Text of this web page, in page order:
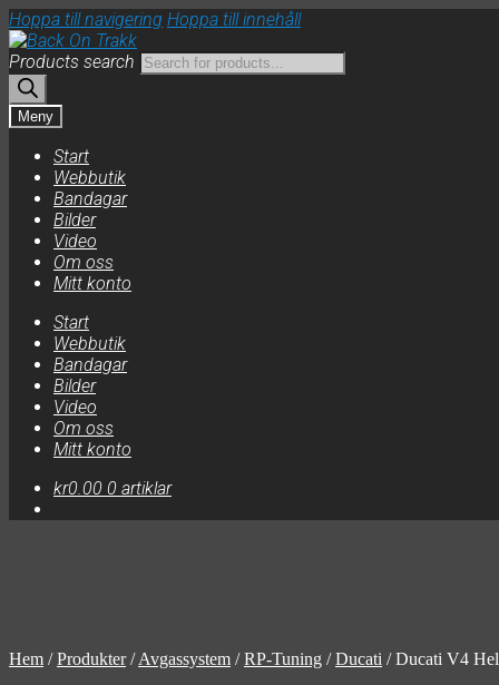
Hoppa till navigering Hoppa till innehåll
Products search
Meny
Start
Webbutik
Bandagar
Bilder
Video
Om oss
Mitt konto
Start
Webbutik
Bandagar
Bilder
Video
Om oss
Mitt konto
kr0.00 0 artiklar
Hem /Produkter/Avgassystem /RP-Tuning /Ducati /Ducati V4